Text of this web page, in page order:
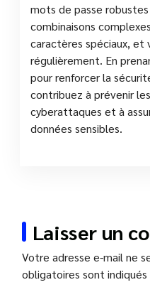
mots de passe
combinaisons
caractères spéciaux,
régulièrement. En
pour renforcer la
contribuez à prévenir
cyberattaques et à
données sensibles.
Laisser un
Votre adresse e-mail ne
obligatoires sont indiqués